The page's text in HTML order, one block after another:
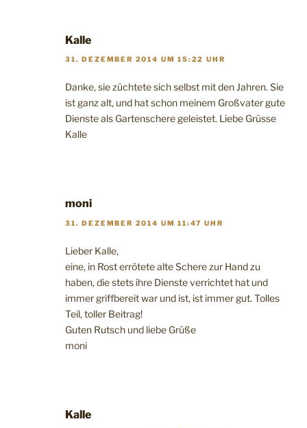
Kalle
31. DEZEMBER 2014 UM 15:22 UHR
Danke, sie züchtete sich selbst mit den Jahren. Sie
ist ganz alt, und hat schon meinem Großvater gute
Dienste als Gartenschere geleistet. Liebe Grüsse
Kalle
moni
31. DEZEMBER 2014 UM 11:47 UHR
Lieber Kalle,
eine, in Rost errötete alte Schere zur Hand zu
haben, die stets ihre Dienste verrichtet hat und
immer griffbereit war und ist, ist immer gut. Tolles
Teil, toller Beitrag!
Guten Rutsch und liebe Grüße
moni
Kalle